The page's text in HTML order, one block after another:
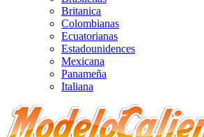
Britanica
Colombianas
Ecuatorianas
Estadounidences
Mexicana
Panameña
Italiana